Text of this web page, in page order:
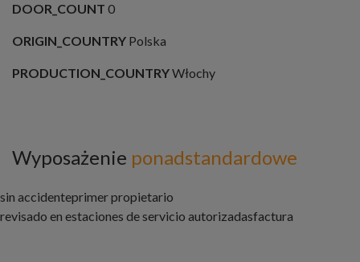
DOOR_COUNT 0
ORIGIN_COUNTRY Polska
PRODUCTION_COUNTRYWłochy
Wyposażenie ponadstandardowe
sin accidenteprimer propietario
revisado en estaciones de servicio autorizadasfactura